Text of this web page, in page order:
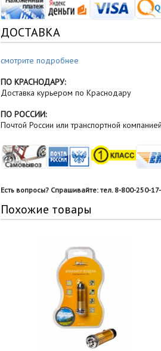
ДОСТАВКА
смотрите подробнее
ПО КРАСНОДАРУ:
Доставка курьером по Краснодару
ПО РОССИИ:
Почтой России или транспортной
Есть вопросы? Спрашивайте: тел. 8-800-250-
Похожие товары